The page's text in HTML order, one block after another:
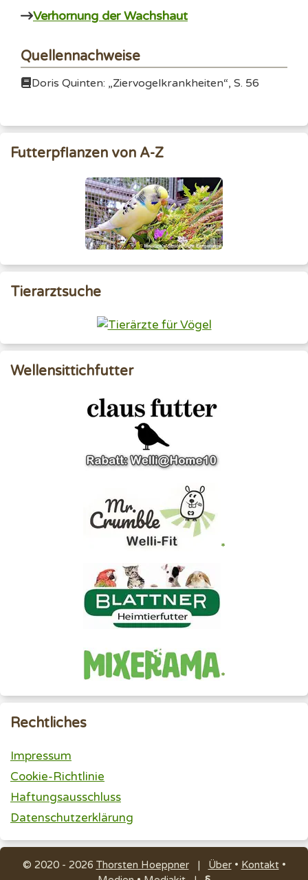
Verhornung der Wachshaut
Quellennachweise
Doris Quinten: „Ziervogelkrankheiten“, S. 56
Futterpflanzen von A-Z
Tierarztsuche
Wellensittichfutter
Rechtliches
Impressum
Cookie-Richtlinie
Haftungsausschluss
Datenschutzerklärung
© 2020 - 2026 Thorsten Hoeppner| Über• Kontakt•